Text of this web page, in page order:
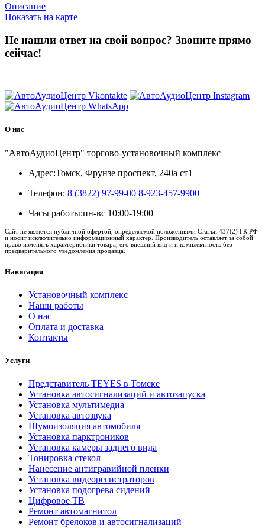
Описание
Показать на карте
Не нашли ответ на свой вопрос? Звоните прямо
сейчас!
О нас
"АвтоАудиоЦентр" торгово-установочный комплекс
Адрес:Томск, Фрунзе проспект, 240а ст1
Телефон: 8 (3822) 97-99-00 8-923-457-9900
Часы работы:пн-вс 10:00-19:00
Сайт не является публичной офертой, определяемой положениями Статьи 437(2) ГК РФ
и носит исключительно информационный характер. Производитель оставляет за собой
право изменять характеристики товара, его внешний вид и и комплектность без
предварительного уведомления продавца.
Навигация
Установочный комплекс
Наши работы
О нас
Оплата и доставка
Контакты
Услуги
Представитель TEYES в Томске
Установка автосигнализаций и автозапуска
Установка мультимедиа
Установка автозвука
Шумоизоляция автомобиля
Установка парктроников
Установка камеры заднего вида
Тонировка стекол
Нанесение антигравийной пленки
Установка видеорегистраторов
Установка подогрева сидений
Цифровое ТВ
Ремонт автомагнитол
Ремонт брелоков и автосигнализаций